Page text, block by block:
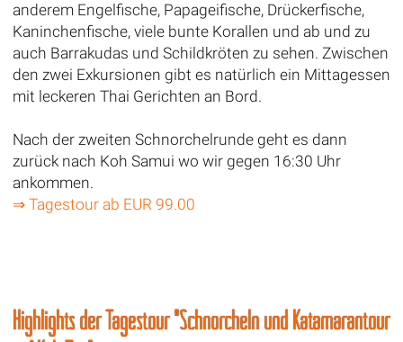
anderem Engelfische, Papageifische, Drückerfische,
Kaninchenfische, viele bunte Korallen und ab und zu
auch Barrakudas und Schildkröten zu sehen. Zwischen
den zwei Exkursionen gibt es natürlich ein Mittagessen
mit leckeren Thai Gerichten an Bord.
Nach der zweiten Schnorchelrunde geht es dann
zurück nach Koh Samui wo wir gegen 16:30 Uhr
ankommen.
⇒ Tagestour ab EUR 99.00
Highlights der Tagestour "Schnorcheln und Katamarantour